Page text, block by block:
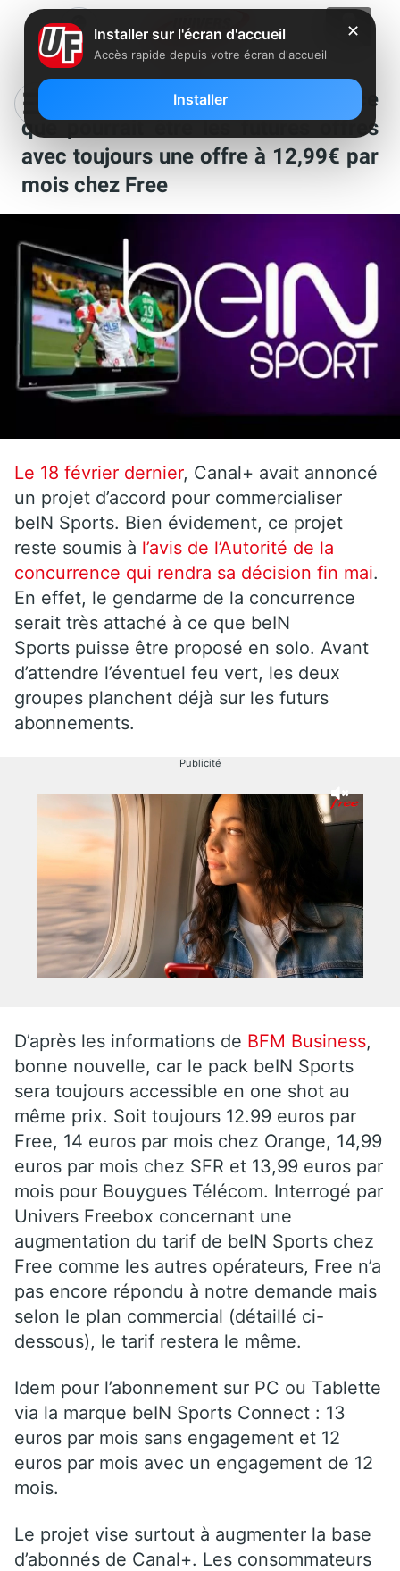
Accord Canal+/beIN Sports : voici ce
que pourrait être les futures offres
avec toujours une offre à 12,99€ par
mois chez Free
Le 18 février dernier, Canal+ avait annoncé
un projet d’accord pour commercialiser
beIN Sports. Bien évidement, ce projet
reste soumis à l’avis de l’Autorité de la
concurrence qui rendra sa décision fin mai.
En effet, le gendarme de la concurrence
serait très attaché à ce que beIN
Sports puisse être proposé en solo. Avant
d’attendre l’éventuel feu vert, les deux
groupes planchent déjà sur les futurs
abonnements.
Publicité
D’après les informations de BFM Business,
bonne nouvelle, car le pack beIN Sports
sera toujours accessible en one shot au
même prix. Soit toujours 12.99 euros par
Free, 14 euros par mois chez Orange, 14,99
euros par mois chez SFR et 13,99 euros par
mois pour Bouygues Télécom. Interrogé par
Univers Freebox concernant une
augmentation du tarif de beIN Sports chez
Free comme les autres opérateurs, Free n’a
pas encore répondu à notre demande mais
selon le plan commercial (détaillé ci-
dessous), le tarif restera le même.
Idem pour l’abonnement sur PC ou Tablette
via la marque beIN Sports Connect : 13
euros par mois sans engagement et 12
euros par mois avec un engagement de 12
mois.
Le projet vise surtout à augmenter la base
d’abonnés de Canal+. Les consommateurs
✕
Installer sur l'écran d'accueil
Accès rapide depuis votre écran d'accueil
Installer